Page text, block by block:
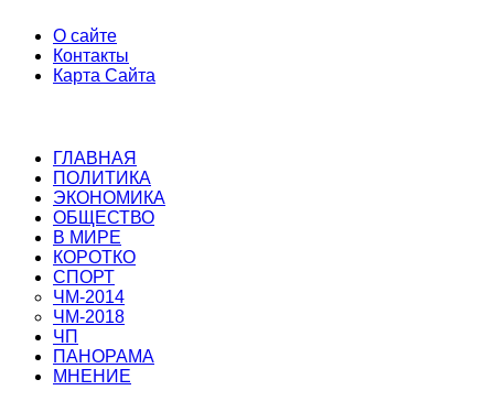
О сайте
Контакты
Карта Сайта
ГЛАВНАЯ
ПОЛИТИКА
ЭКОНОМИКА
ОБЩЕСТВО
В МИРЕ
КОРОТКО
СПОРТ
ЧМ-2014
ЧМ-2018
ЧП
ПАНОРАМА
МНЕНИЕ